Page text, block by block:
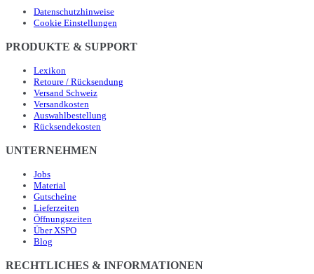
Datenschutzhinweise
Cookie Einstellungen
PRODUKTE & SUPPORT
Lexikon
Retoure / Rücksendung
Versand Schweiz
Versandkosten
Auswahlbestellung
Rücksendekosten
UNTERNEHMEN
Jobs
Material
Gutscheine
Lieferzeiten
Öffnungszeiten
Über XSPO
Blog
RECHTLICHES & INFORMATIONEN